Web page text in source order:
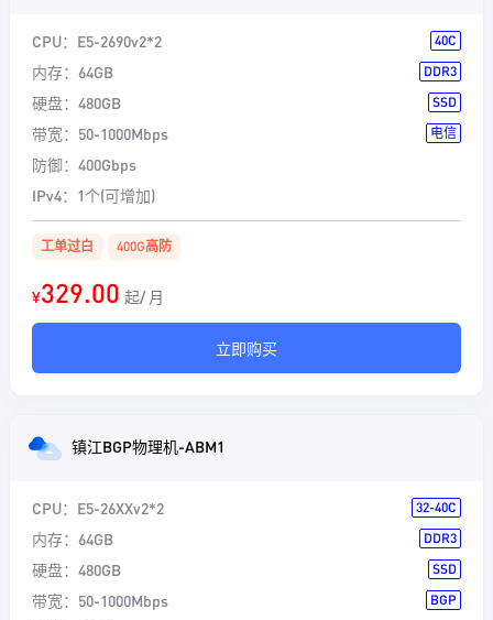
CPU： E5-2690v2*2 40C
内存： 64GB DDR3
硬盘： 480GB SSD
带宽： 50-1000Mbps 电信
防御： 400Gbps
IPv4： 1个(可增加)
工单过白 400G高防
¥329.00 起/ 月
立即购买
镇江BGP物理机-ABM1
CPU： E5-26XXv2*2 32-40C
内存： 64GB DDR3
硬盘： 480GB SSD
带宽： 50-1000Mbps BGP